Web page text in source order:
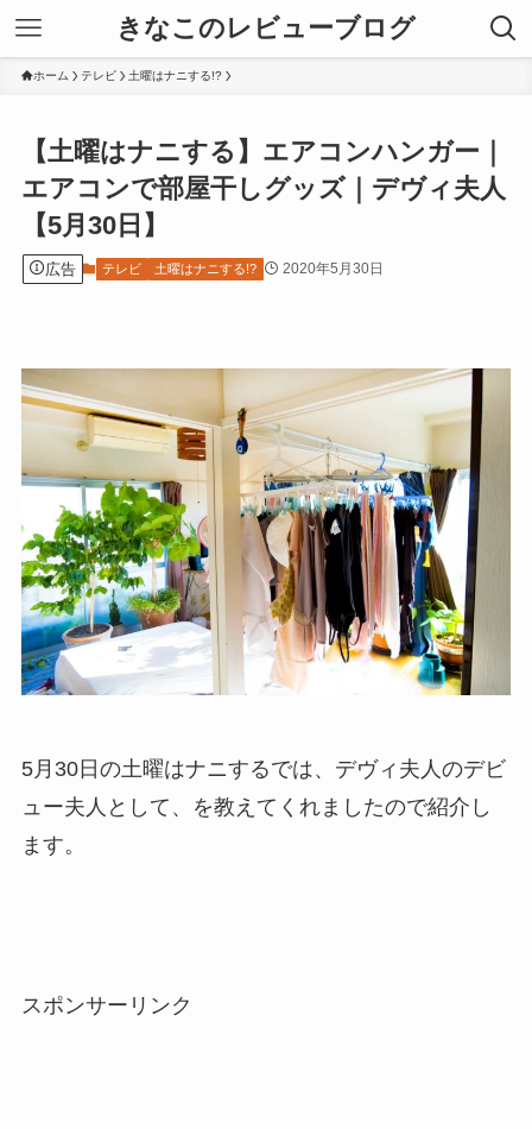
きなこのレビューブログ
ホーム テレビ 土曜はナニする!?
【土曜はナニする】エアコンハンガー｜
エアコンで部屋干しグッズ｜デヴィ夫人
【5月30日】
広告 テレビ 土曜はナニする!? 2020年5月30日
5月30日の土曜はナニするでは、デヴィ夫人のデビ
ュー夫人として、を教えてくれましたので紹介し
ます。
スポンサーリンク